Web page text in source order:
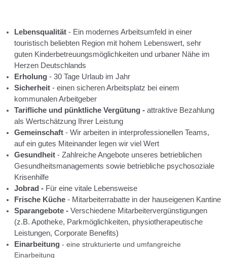
Lebensqualität - Ein modernes Arbeitsumfeld in einer
touristisch beliebten Region mit hohem Lebenswert, sehr
guten Kinderbetreuungsmöglichkeiten und urbaner Nähe im
Herzen Deutschlands
Erholung - 30 Tage Urlaub im Jahr
Sicherheit - einen sicheren Arbeitsplatz bei einem
kommunalen Arbeitgeber
Tarifliche und pünktliche Vergütung - attraktive Bezahlung
als Wertschätzung Ihrer Leistung
Gemeinschaft - Wir arbeiten in interprofessionellen Teams,
auf ein gutes Miteinander legen wir viel Wert
Gesundheit - Zahlreiche Angebote unseres betrieblichen
Gesundheitsmanagements sowie betriebliche psychosoziale
Krisenhilfe
Jobrad - Für eine vitale Lebensweise
Frische Küche - Mitarbeiterrabatte in der hauseigenen Kantine
Sparangebote - Verschiedene Mitarbeitervergünstigungen
(z.B. Apotheke, Parkmöglichkeiten, physiotherapeutische
Leistungen, Corporate Benefits)
Einarbeitung - eine strukturierte und umfangreiche
Einarbeitung